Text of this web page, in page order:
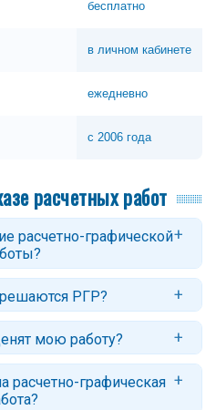
бесплатно
в личном кабинете
ежедневно
с 2006 года
расчетных работ
расчетно-графической
зависят от предмета,
и сроков. Точный ответ вы
РГР?
заданий возможно
доплатой за срочность).
мою работу?
нескольких часов.
требованиями и образцами
расчетно-графическая